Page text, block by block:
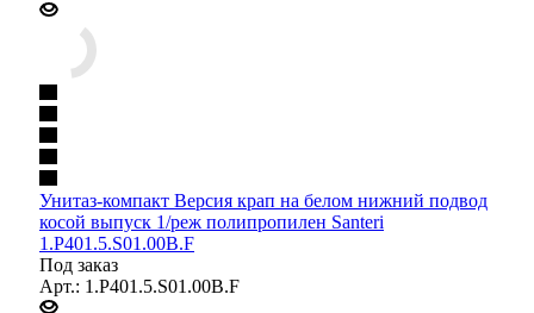
Унитаз-компакт Версия крап на белом нижний подвод
косой выпуск 1/реж полипропилен Santeri
1.P401.5.S01.00B.F
Под заказ
Арт.: 1.P401.5.S01.00B.F